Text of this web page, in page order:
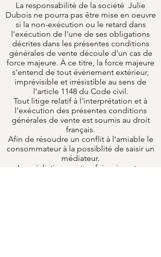
La responsabilité de la société Julie
Dubois ne pourra pas être mise en oeuvre
si la non-exécution ou le retard dans
l'exécution de l'une de ses obligations
décrites dans les présentes conditions
générales de vente découle d'un cas de
force majeure. À ce titre, la force majeure
s'entend de tout événement extérieur,
imprévisible et irrésistible au sens de
l'article 1148 du Code civil.
Tout litige relatif à l'interprétation et à
l'exécution des présentes conditions
générales de vente est soumis au droit
français.
Afin de résoudre un conflit à l'amiable le
consommateur à la possiblité de saisir un
médiateur.
La médiation peut se faire via notre